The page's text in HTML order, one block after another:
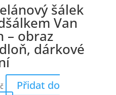
šálek
Van
– obraz
dárkové
Přidat do